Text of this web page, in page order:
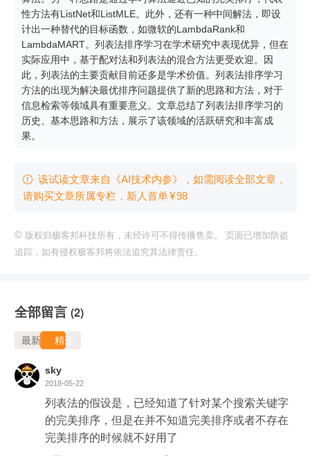
性方法有ListNet和ListMLE。此外，还有一种中间解法，即设
计出一种替代的目标函数，如微软的LambdaRank和
LambdaMART。列表法排序学习在学术研究中表现优异，但在
实际应用中，基于配对法和列表法的混合方法更受欢迎。因
此，列表法的主要贡献目前还多是学术价值。列表法排序学习
方法的出现为解决最优排序问题提供了新的思路和方法，对于
信息检索等领域具有重要意义。文章总结了列表法排序学习的
历史、基本思路和方法，展示了该领域的活跃研究和丰富成
果。
 该试读文章来自《AI技术内参》，如需阅读全部文章，
请购买文章所属专栏 ，新⼈⾸单¥98
© 版权归极客邦科技所有，未经许可不得传播售卖。 页面已增加防盗
追踪，如有侵权极客邦将依法追究其法律责任。
全部留言 (2)
最新 精选
sky
2018-05-22
列表法的假设是，已经知道了针对某个搜索关键字
的完美排序，但是在并不知道完美排序或者不存在
完美排序的时候就不好用了